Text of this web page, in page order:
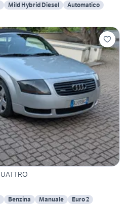
Mild Hybrid Diesel
Automatico
225CV QUATTRO
Benzina Manuale
Euro 2